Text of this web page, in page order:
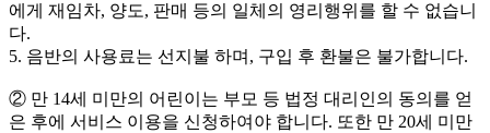
에게 재임차, 양도, 판매 등의 일체의 영리행위를 할 수 없습니
다.
5. 음반의 사용료는 선지불 하며, 구입 후 환불은 불가합니다.
② 만 14세 미만의 어린이는 부모 등 법정 대리인의 동의를 얻
은 후에 서비스 이용을 신청하여야 합니다. 또한 만 20세 미만